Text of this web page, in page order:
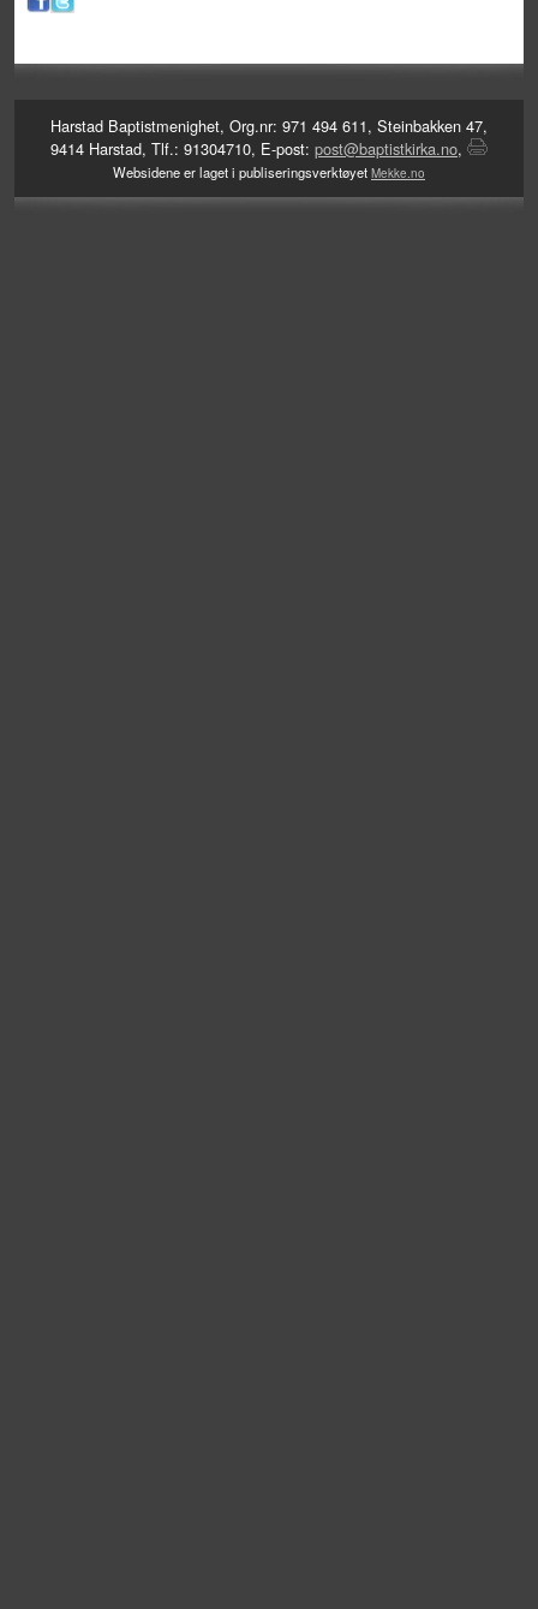
Harstad Baptistmenighet, Org.nr: 971 494 611, Steinbakken 47,
9414 Harstad, Tlf.: 91304710, E-post: post@baptistkirka.no,
Websidene er laget i publiseringsverktøyet Mekke.no